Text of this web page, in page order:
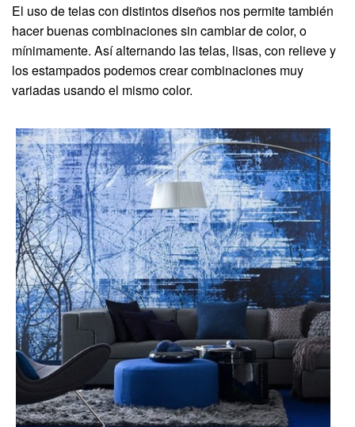
El uso de telas con distintos diseños nos permite también
hacer buenas combinaciones sin cambiar de color, o
mínimamente. Así alternando las telas, lisas, con relieve y
los estampados podemos crear combinaciones muy
variadas usando el mismo color.